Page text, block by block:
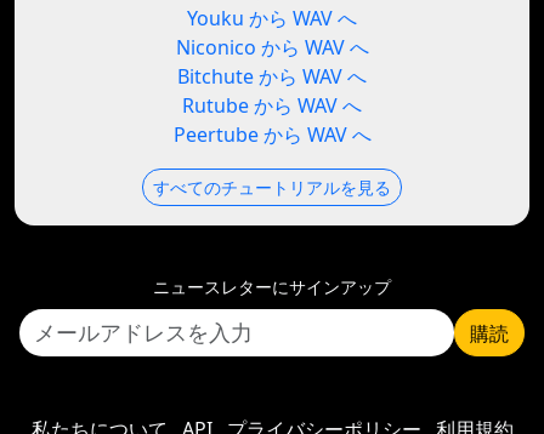
Youku から WAV へ
Niconico から WAV へ
Bitchute から WAV へ
Rutube から WAV へ
Peertube から WAV へ
すべてのチュートリアルを見る
ニュースレターにサインアップ
購読